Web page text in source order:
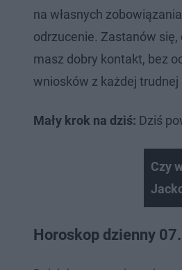
na własnych
odrzucenie. Zastanów
masz dobry kontakt, bez
wniosków z każdej
Mały krok na dziś: Dziś
Czy
Horoskop dzienny